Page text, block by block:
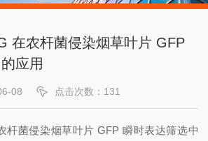
在农杆菌侵染烟草叶片 GFP
应用
08 点击次数：131
杆菌侵染烟草叶片 GFP 瞬时表达筛选中